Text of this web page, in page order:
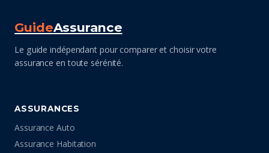
GuideAssurance
Le guide indépendant pour comparer et choisir votre
assurance en toute sérénité.
ASSURANCES
Assurance Auto
Assurance Habitation